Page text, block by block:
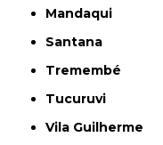
Mandaqui
Santana
Tremembé
Tucuruvi
Vila Guilherme